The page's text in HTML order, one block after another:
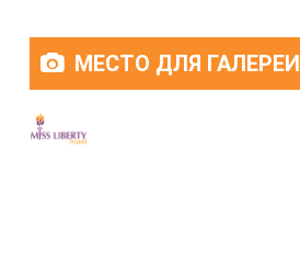
МЕСТО ДЛЯ ГАЛЕРЕИ